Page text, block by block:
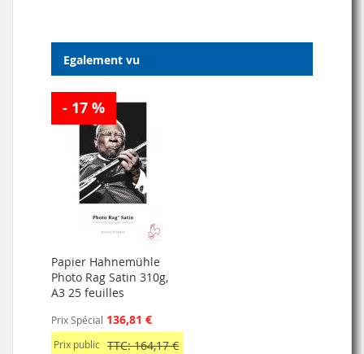
Egalement vu
- 17 %
Papier Hahnemühle
Photo Rag Satin 310g,
A3 25 feuilles
Prix Spécial 136,81 €
Prix public TTC: 164,17 €